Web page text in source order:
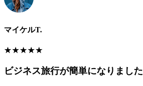
マイケルT.
★★★★★
ビジネス旅行が簡単になりました